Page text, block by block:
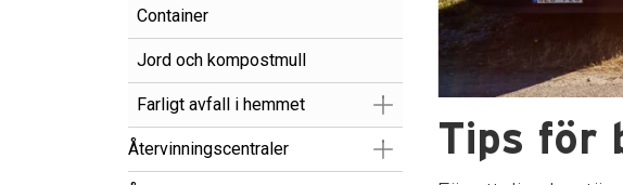
Container
Jord och kompostmull
Farligt avfall i hemmet Visa/Göm undermeny
Återvinningscentraler Visa/Göm undermeny
Tips för